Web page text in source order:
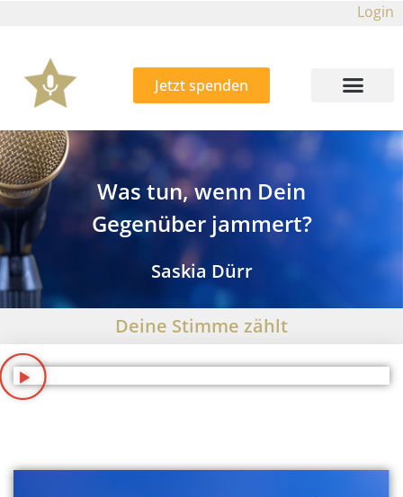
Login
Jetzt spenden
Was tun, wenn Dein
Gegenüber jammert?
Saskia Dürr
Deine Stimme zählt